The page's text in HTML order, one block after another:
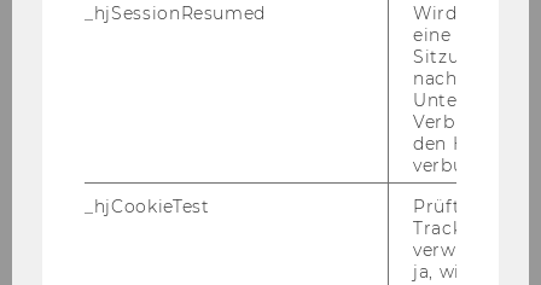
DI
_hjSessionResumed
Wird gesetzt,
eine
Sitzung/
nach einer
Verbindung
den Hotjar-
verbunden
_hjCookieTest
Prüft, ob der
Tracking
verwenden
ja, wird ein